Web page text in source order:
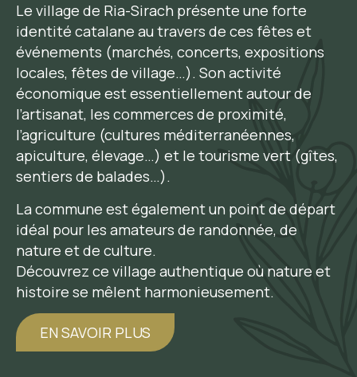
Le village de Ria-Sirach présente une forte
identité catalane au travers de ces fêtes et
événements (marchés, concerts, expositions
locales, fêtes de village…). Son activité
économique est essentiellement autour de
l’artisanat, les commerces de proximité,
l’agriculture (cultures méditerranéennes,
apiculture, élevage…) et le tourisme vert (gîtes,
sentiers de balades…).
La commune est également un point de départ
idéal pour les amateurs de randonnée, de
nature et de culture.
Découvrez ce village authentique où nature et
histoire se mêlent harmonieusement.
EN SAVOIR PLUS